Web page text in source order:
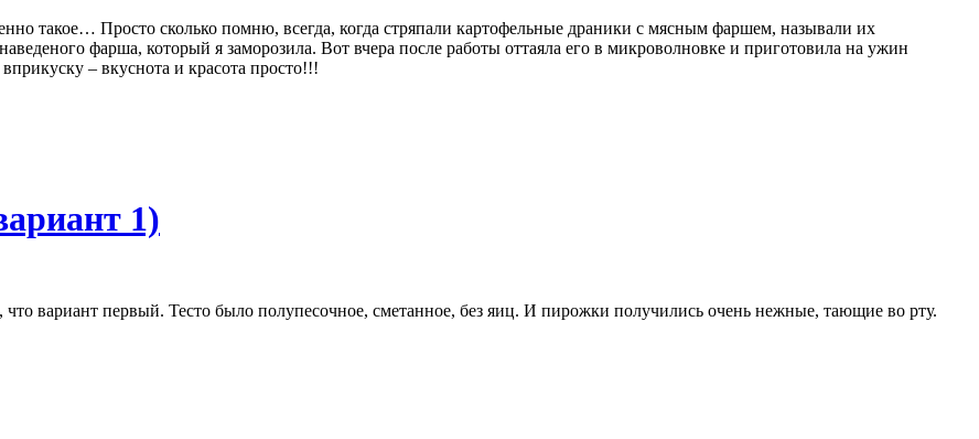
такое… Просто сколько помню, всегда, когда стряпали картофельные драники с мясным фаршем, называли их
наведеного фарша, который я заморозила. Вот вчера после работы оттаяла его в микроволновке и приготовила на ужин
– вкуснота и красота просто!!!
1)
что вариант первый. Тесто было полупесочное, сметанное, без яиц. И пирожки получились очень нежные, тающие во рту.